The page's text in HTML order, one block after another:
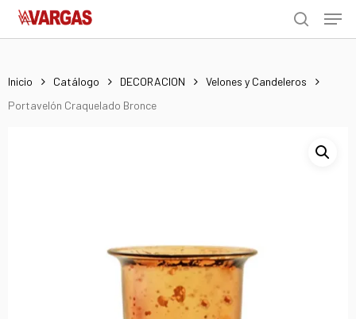
Skip
search
Menu
Inicio Catálogo DECORACION
Velones y Candeleros
Portavelón Craquelado Bronce